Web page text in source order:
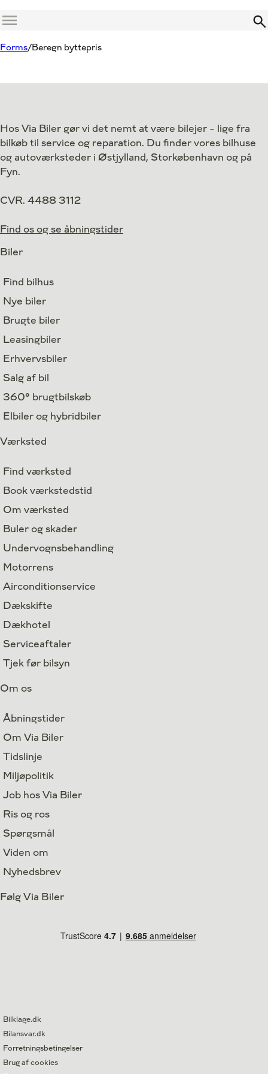
Menu
Forms Beregn byttepris
Hos Via Biler gør vi det nemt at være bilejer - lige fra
bilkøb til service og reparation. Du finder vores bilhuse
og autoværksteder i Østjylland, Storkøbenhavn og på
Fyn.
CVR. 4488 3112
Find os og se åbningstider
Biler
Find bilhus
Nye biler
Brugte biler
Leasingbiler
Erhvervsbiler
Salg af bil
360° brugtbilskøb
Elbiler og hybridbiler
Værksted
Find værksted
Book værkstedstid
Om værksted
Buler og skader
Undervognsbehandling
Motorrens
Airconditionservice
Dækskifte
Dækhotel
Serviceaftaler
Tjek før bilsyn
Om os
Åbningstider
Om Via Biler
Tidslinje
Miljøpolitik
Job hos Via Biler
Ris og ros
Spørgsmål
Viden om
Nyhedsbrev
Følg Via Biler
Bilklage.dk
Bilansvar.dk
Forretningsbetingelser
Brug af cookies